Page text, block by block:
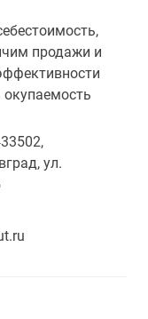
продажи и
ул.